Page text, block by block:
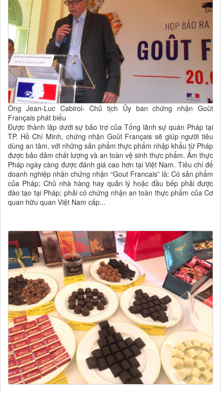
Ông Jean-Luc Cabirol- Chủ tịch Ủy ban chứng nhận Goût
Français phát biểu
Được thành lập dưới sự bảo trợ của Tổng lãnh sự quán Pháp tại
TP. Hồ Chí Minh, chứng nhận Goût Français sẽ giúp người tiêu
dùng an tâm, với những sản phẩm thực phẩm nhập khẩu từ Pháp
được bảo đảm chất lượng và an toàn vệ sinh thực phẩm. Ẩm thực
Pháp ngày càng được đánh giá cao hơn tại Việt Nam. Tiêu chí để
doanh nghiệp nhận chứng nhận “Gout Francais” là: Có sản phẩm
của Pháp; Chủ nhà hàng hay quản lý hoặc đầu bếp phải được
đào tạo tại Pháp; phải có chứng nhận an toàn thực phẩm của Cơ
quan hữu quan Việt Nam cấp...